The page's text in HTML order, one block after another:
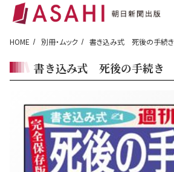
HOME 別冊・ムック 書き込み式 死後の手続き
書き込み式 死後の手続き